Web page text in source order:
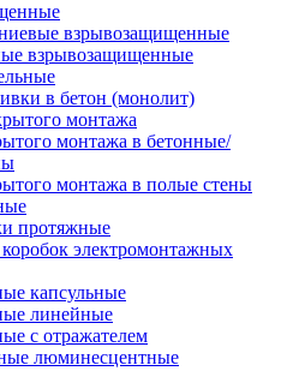
взрывозащищенные
взрывозащищенные
в бетон (монолит)
монтажа
монтажа в бетонные/
монтажа в полые стены
протяжные
электромонтажных
капсульные
линейные
с отражателем
люминесцентные